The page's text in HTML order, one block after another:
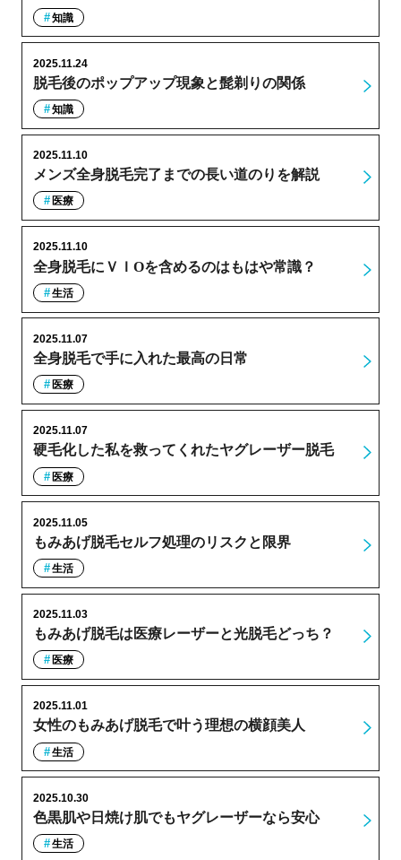
知識
脱毛後のポップアップ現象と髭剃りの関係
2025.11.24
知識
メンズ全身脱毛完了までの長い道のりを解説
2025.11.10
医療
全身脱毛にＶＩОを含めるのはもはや常識？
2025.11.10
生活
全身脱毛で手に入れた最高の日常
2025.11.07
医療
硬毛化した私を救ってくれたヤグレーザー脱毛
2025.11.07
医療
もみあげ脱毛セルフ処理のリスクと限界
2025.11.05
生活
もみあげ脱毛は医療レーザーと光脱毛どっち？
2025.11.03
医療
女性のもみあげ脱毛で叶う理想の横顔美人
2025.11.01
生活
色黒肌や日焼け肌でもヤグレーザーなら安心
2025.10.30
生活